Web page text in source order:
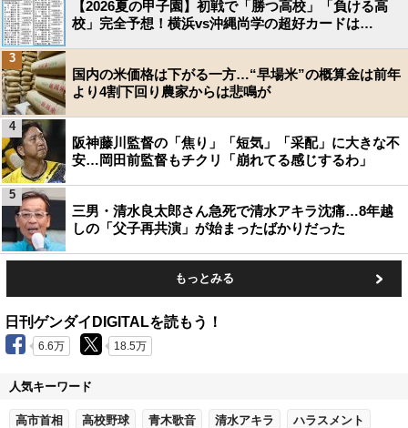
【2026夏の甲子園】初戦で「勝つ高校」「負ける高
校」完全予想！横浜vs沖縄尚学の超好カードは…
国内の米価格は下がる一方…“早場米”の概算金は前年
より4割下回り農家からは悲鳴が
3
阪神藤川監督の「焦り」「短気」「采配」に大きな不
安…岡田前監督もチクリ「崩れてる感じするわ」
4
三男・清水良太郎さん急死で清水アキラ沈痛…8年越
しの「父子再共演」が始まったばかりだった
5
もっとみる
日刊ゲンダイDIGITALを読もう！
6.6万 18.5万
人気キーワード
高市首相 高校野球 青木歌音 清水アキラ ハラスメント